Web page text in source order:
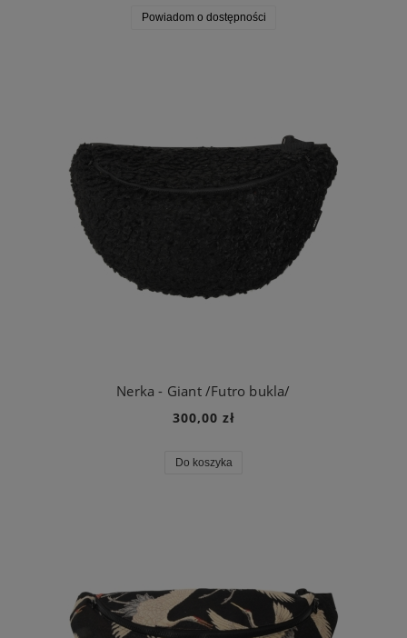
Powiadom o dostępności
Nerka - Giant /Futro bukla/
300,00 zł
Do koszyka